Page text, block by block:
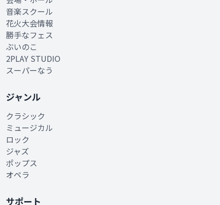
音楽スクール
花火大会情報
勝手なフェス
ぶいのこ
2PLAY STUDIO
スーパーなう
ジャンル
クラシック
ミュージカル
ロック
ジャズ
ポップス
オペラ
サポート